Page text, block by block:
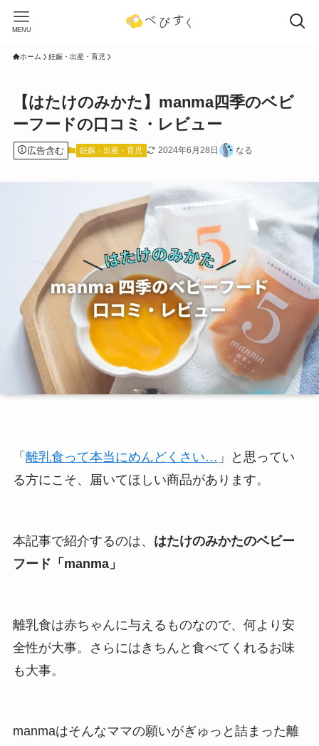
MENU
ホーム 妊娠・出産・育児
【はたけのみかた】manma四季のベビ
ーフードの口コミ・レビュー
広告含む 妊娠・出産・育児 2024年6月28日 なる
「 離乳食って本当にめんどくさい… 」と思ってい
る方にこそ、届いてほしい商品があります。
本記事で紹介するのは、 はたけのみかたのベビー
フード「manma」
離乳食は赤ちゃんに与えるものなので、何より安
全性が大事。さらにはきちんと食べてくれるお味
も大事。
manmaはそんなママの願いがぎゅっと詰まった離